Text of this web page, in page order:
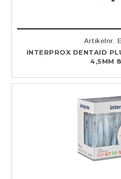
Artikelnr.
INTERPROX DENTAID
4,5MM